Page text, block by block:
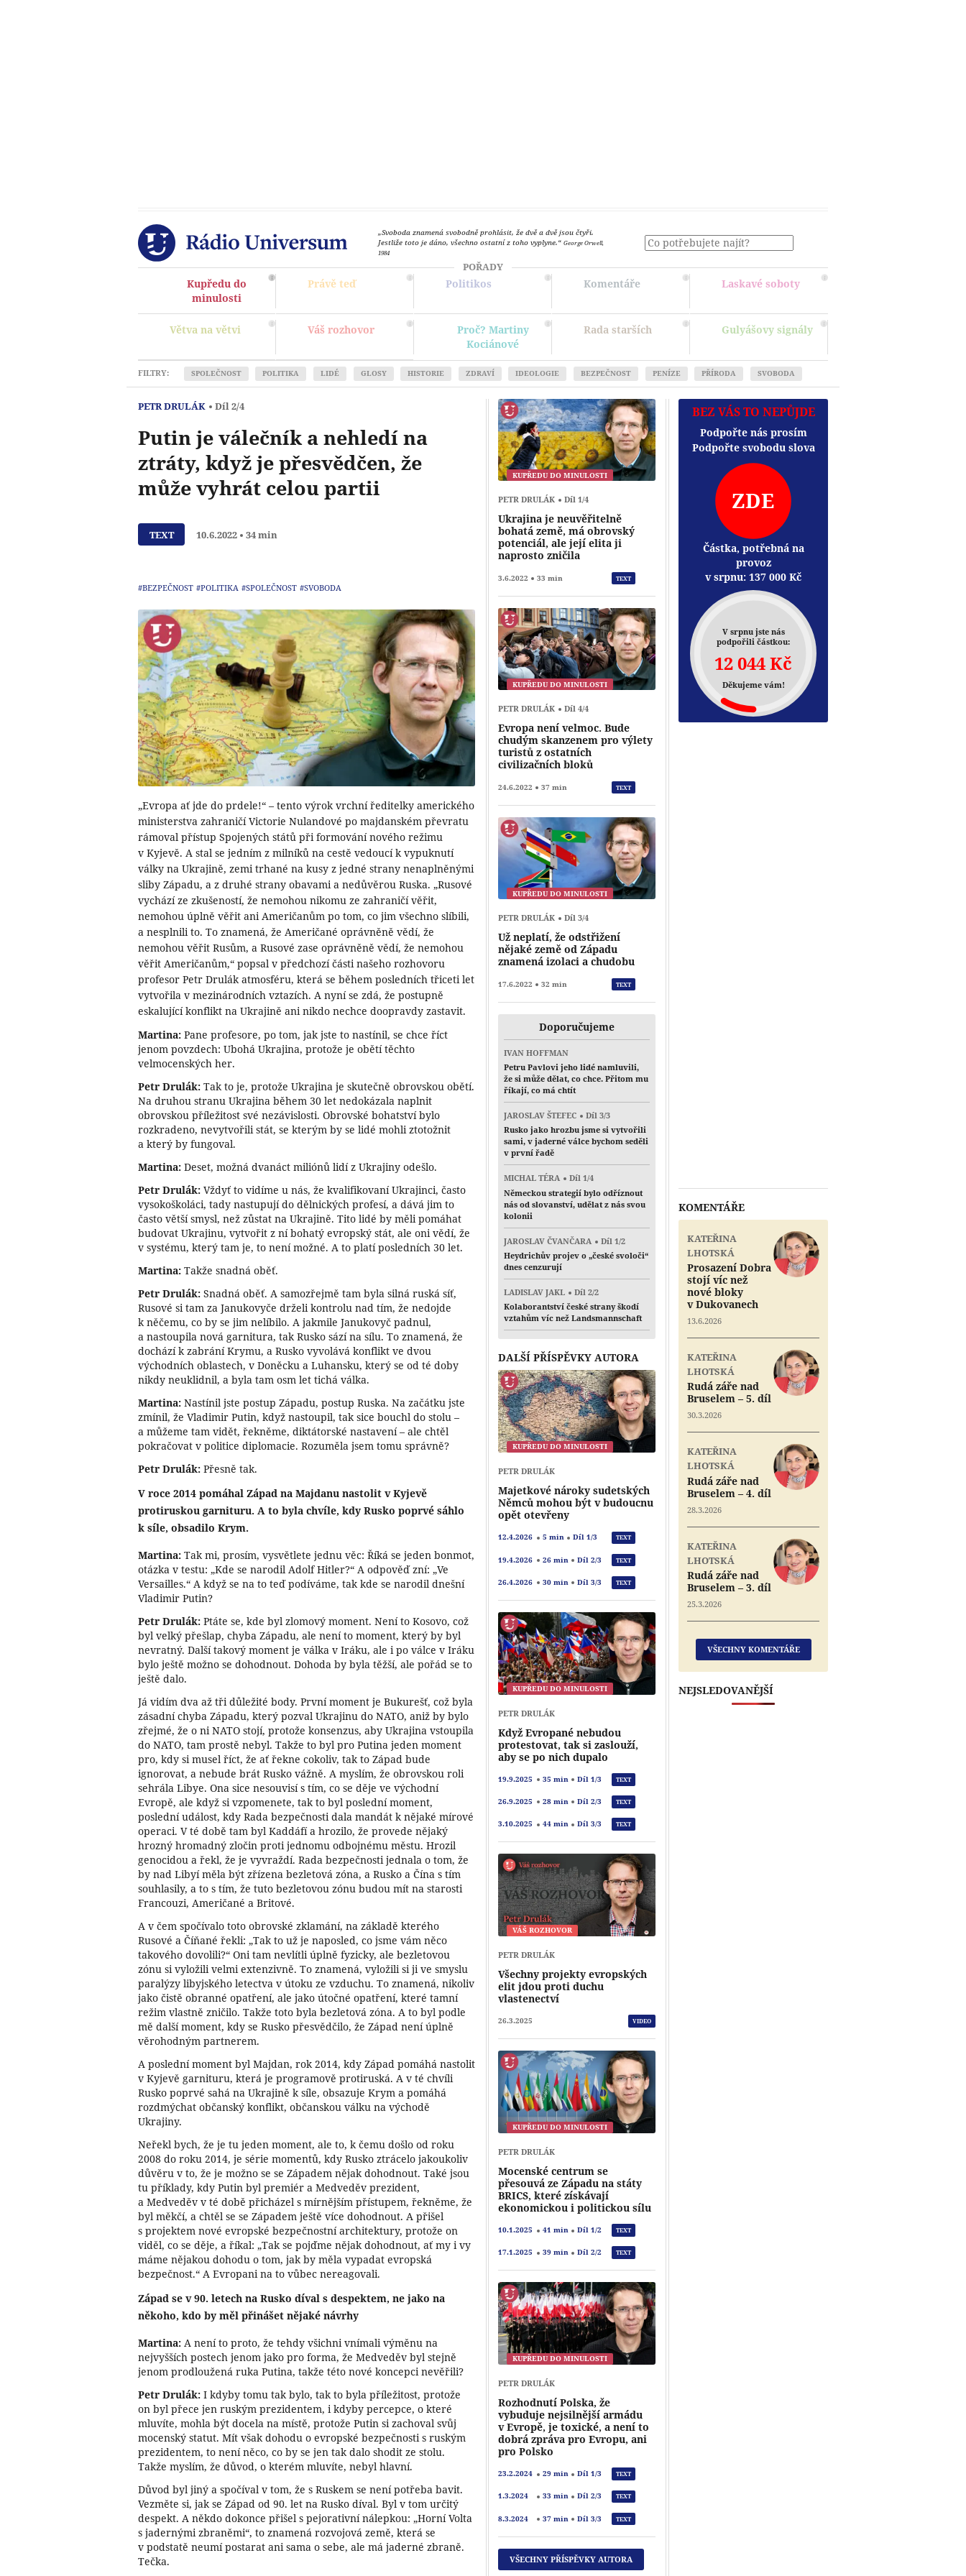
„Svoboda znamená svobodně prohlásit, že dvě a dvě jsou čtyři.
Jestliže toto je dáno, všechno ostatní z toho vyplyne.“ George Orwell,
1984
POŘADY
Kupředu do
minulosti
Právě teď Politikos Komentáře Laskavé soboty
Větva na větvi Váš rozhovor
Proč? Martiny
Kociánové
Rada starších Gulyášovy signály
FILTRY: SPOLEČNOST POLITIKA LIDÉ GLOSY HISTORIE ZDRAVÍ IDEOLOGIE BEZPEČNOST PENÍZE PŘÍRODA SVOBODA
PETR DRULÁK Díl 2/4
Putin je válečník a nehledí na
ztráty, když je přesvědčen, že
může vyhrát celou partii
TEXT 10.6.2022 34 min
#BEZPEČNOST #POLITIKA #SPOLEČNOST #SVOBODA
„Evropa ať jde do prdele!“ – tento výrok vrchní ředitelky amerického
ministerstva zahraničí Victorie Nulandové po majdanském převratu
rámoval přístup Spojených států při formování nového režimu
v Kyjevě. A stal se jedním z milníků na cestě vedoucí k vypuknutí
války na Ukrajině, zemi trhané na kusy z jedné strany nenaplněnými
sliby Západu, a z druhé strany obavami a nedůvěrou Ruska. „Rusové
vychází ze zkušeností, že nemohou nikomu ze zahraničí věřit,
nemohou úplně věřit ani Američanům po tom, co jim všechno slíbili,
a nesplnili to. To znamená, že Američané oprávněně vědí, že
nemohou věřit Rusům, a Rusové zase oprávněně vědí, že nemohou
věřit Američanům,“ popsal v předchozí části našeho rozhovoru
profesor Petr Drulák atmosféru, která se během posledních třiceti let
vytvořila v mezinárodních vztazích. A nyní se zdá, že postupně
eskalující konflikt na Ukrajině ani nikdo nechce doopravdy zastavit.
Martina: Pane profesore, po tom, jak jste to nastínil, se chce říct
jenom povzdech: Ubohá Ukrajina, protože je obětí těchto
velmocenských her.
Petr Drulák: Tak to je, protože Ukrajina je skutečně obrovskou obětí.
Na druhou stranu Ukrajina během 30 let nedokázala naplnit
obrovskou příležitost své nezávislosti. Obrovské bohatství bylo
rozkradeno, nevytvořili stát, se kterým by se lidé mohli ztotožnit
a který by fungoval.
Martina: Deset, možná dvanáct miliónů lidí z Ukrajiny odešlo.
Petr Drulák: Vždyť to vidíme u nás, že kvalifikovaní Ukrajinci, často
vysokoškoláci, tady nastupují do dělnických profesí, a dává jim to
často větší smysl, než zůstat na Ukrajině. Tito lidé by měli pomáhat
budovat Ukrajinu, vytvořit z ní bohatý evropský stát, ale oni vědí, že
v systému, který tam je, to není možné. A to platí posledních 30 let.
Martina: Takže snadná oběť.
Petr Drulák: Snadná oběť. A samozřejmě tam byla silná ruská síť,
Rusové si tam za Janukovyče drželi kontrolu nad tím, že nedojde
k něčemu, co by se jim nelíbilo. A jakmile Janukovyč padnul,
a nastoupila nová garnitura, tak Rusko sází na sílu. To znamená, že
dochází k zabrání Krymu, a Rusko vyvolává konflikt ve dvou
východních oblastech, v Doněcku a Luhansku, který se od té doby
nikdy neuklidnil, a byla tam osm let tichá válka.
Martina: Nastínil jste postup Západu, postup Ruska. Na začátku jste
zmínil, že Vladimir Putin, když nastoupil, tak sice bouchl do stolu –
a můžeme tam vidět, řekněme, diktátorské nastavení – ale chtěl
pokračovat v politice diplomacie. Rozuměla jsem tomu správně?
Petr Drulák: Přesně tak.
V roce 2014 pomáhal Západ na Majdanu nastolit v Kyjevě
protiruskou garnituru. A to byla chvíle, kdy Rusko poprvé sáhlo
k síle, obsadilo Krym.
Martina: Tak mi, prosím, vysvětlete jednu věc: Říká se jeden bonmot,
otázka v testu: „Kde se narodil Adolf Hitler?“ A odpověď zní: „Ve
Versailles.“ A když se na to teď podíváme, tak kde se narodil dnešní
Vladimir Putin?
Petr Drulák: Ptáte se, kde byl zlomový moment. Není to Kosovo, což
byl velký přešlap, chyba Západu, ale není to moment, který by byl
nevratný. Další takový moment je válka v Iráku, ale i po válce v Iráku
bylo ještě možno se dohodnout. Dohoda by byla těžší, ale pořád se to
ještě dalo.
Já vidím dva až tři důležité body. První moment je Bukurešť, což byla
zásadní chyba Západu, který pozval Ukrajinu do NATO, aniž by bylo
zřejmé, že o ni NATO stojí, protože konsenzus, aby Ukrajina vstoupila
do NATO, tam prostě nebyl. Takže to byl pro Putina jeden moment
pro, kdy si musel říct, že ať řekne cokoliv, tak to Západ bude
ignorovat, a nebude brát Rusko vážně. A myslím, že obrovskou roli
sehrála Libye. Ona sice nesouvisí s tím, co se děje ve východní
Evropě, ale když si vzpomenete, tak to byl poslední moment,
poslední událost, kdy Rada bezpečnosti dala mandát k nějaké mírové
operaci. V té době tam byl Kaddáfí a hrozilo, že provede nějaký
hrozný hromadný zločin proti jednomu odbojnému městu. Hrozil
genocidou a řekl, že je vyvraždí. Rada bezpečnosti jednala o tom, že
by nad Libyí měla být zřízena bezletová zóna, a Rusko a Čína s tím
souhlasily, a to s tím, že tuto bezletovou zónu budou mít na starosti
Francouzi, Američané a Britové.
A v čem spočívalo toto obrovské zklamání, na základě kterého
Rusové a Číňané řekli: „Tak to už je naposled, co jsme vám něco
takového dovolili?“ Oni tam nevlítli úplně fyzicky, ale bezletovou
zónu si vyložili velmi extenzivně. To znamená, vyložili si ji ve smyslu
paralýzy libyjského letectva v útoku ze vzduchu. To znamená, nikoliv
jako čistě obranné opatření, ale jako útočné opatření, které tamní
režim vlastně zničilo. Takže toto byla bezletová zóna. A to byl podle
mě další moment, kdy se Rusko přesvědčilo, že Západ není úplně
věrohodným partnerem.
A poslední moment byl Majdan, rok 2014, kdy Západ pomáhá nastolit
v Kyjevě garnituru, která je programově protiruská. A v té chvíli
Rusko poprvé sahá na Ukrajině k síle, obsazuje Krym a pomáhá
rozdmýchat občanský konflikt, občanskou válku na východě
Ukrajiny.
Neřekl bych, že je tu jeden moment, ale to, k čemu došlo od roku
2008 do roku 2014, je série momentů, kdy Rusko ztrácelo jakoukoliv
důvěru v to, že je možno se se Západem nějak dohodnout. Také jsou
tu příklady, kdy Putin byl premiér a Medveděv prezident,
a Medveděv v té době přicházel s mírnějším přístupem, řekněme, že
byl měkčí, a chtěl se se Západem ještě více dohodnout. A přišel
s projektem nové evropské bezpečnostní architektury, protože on
viděl, co se děje, a říkal: „Tak se pojďme nějak dohodnout, ať my i vy
máme nějakou dohodu o tom, jak by měla vypadat evropská
bezpečnost.“ A Evropani na to vůbec nereagovali.
Západ se v 90. letech na Rusko díval s despektem, ne jako na
někoho, kdo by měl přinášet nějaké návrhy
Martina: A není to proto, že tehdy všichni vnímali výměnu na
nejvyšších postech jenom jako pro forma, že Medveděv byl stejně
jenom prodloužená ruka Putina, takže této nové koncepci nevěřili?
Petr Drulák: I kdyby tomu tak bylo, tak to byla příležitost, protože
on byl přece jen ruským prezidentem, i kdyby percepce, o které
mluvíte, mohla být docela na místě, protože Putin si zachoval svůj
mocenský statut. Mít však dohodu o evropské bezpečnosti s ruským
prezidentem, to není něco, co by se jen tak dalo shodit ze stolu.
Takže myslím, že důvod, o kterém mluvíte, nebyl hlavní.
Důvod byl jiný a spočíval v tom, že s Ruskem se není potřeba bavit.
Vezměte si, jak se Západ od 90. let na Rusko díval. Byl v tom určitý
despekt. A někdo dokonce přišel s pejorativní nálepkou: „Horní Volta
s jadernými zbraněmi“, to znamená rozvojová země, která se
v podstatě neumí postarat ani sama o sebe, ale má jaderné zbraně.
Tečka.
KUPŘEDU DO MINULOSTI
PETR DRULÁK Díl 1/4
Ukrajina je neuvěřitelně
bohatá země, má obrovský
potenciál, ale její elita ji
naprosto zničila
3.6.2022 33 min TEXT
KUPŘEDU DO MINULOSTI
PETR DRULÁK Díl 4/4
Evropa není velmoc. Bude
chudým skanzenem pro výlety
turistů z ostatních
civilizačních bloků
24.6.2022 37 min TEXT
KUPŘEDU DO MINULOSTI
PETR DRULÁK Díl 3/4
Už neplatí, že odstřižení
nějaké země od Západu
znamená izolaci a chudobu
17.6.2022 32 min TEXT
Doporučujeme
IVAN HOFFMAN
Petru Pavlovi jeho lidé namluvili,
že si může dělat, co chce. Přitom mu
říkají, co má chtít
JAROSLAV ŠTEFEC
Díl 3/3
Rusko jako hrozbu jsme si vytvořili
sami, v jaderné válce bychom seděli
v první řadě
MICHAL TÉRA
Díl 1/4
Německou strategií bylo odříznout
nás od slovanství, udělat z nás svou
kolonii
JAROSLAV ČVANČARA
Díl 1/2
Heydrichův projev o „české svoloči“
dnes cenzurují
LADISLAV JAKL
Díl 2/2
Kolaborantství české strany škodí
vztahům víc než Landsmannschaft
DALŠÍ PŘÍSPĚVKY AUTORA
KUPŘEDU DO MINULOSTI
PETR DRULÁK
Majetkové nároky sudetských
Němců mohou být v budoucnu
opět otevřeny
12.4.2026 5 min Díl 1/3 TEXT
19.4.2026 26 min Díl 2/3 TEXT
26.4.2026 30 min Díl 3/3 TEXT
KUPŘEDU DO MINULOSTI
PETR DRULÁK
Když Evropané nebudou
protestovat, tak si zaslouží,
aby se po nich dupalo
19.9.2025 35 min Díl 1/3 TEXT
26.9.2025 28 min Díl 2/3 TEXT
3.10.2025 44 min Díl 3/3 TEXT
VÁŠ ROZHOVOR
PETR DRULÁK
Všechny projekty evropských
elit jdou proti duchu
vlastenectví
26.3.2025 VIDEO
KUPŘEDU DO MINULOSTI
PETR DRULÁK
Mocenské centrum se
přesouvá ze Západu na státy
BRICS, které získávají
ekonomickou i politickou sílu
10.1.2025 41 min Díl 1/2 TEXT
17.1.2025 39 min Díl 2/2 TEXT
KUPŘEDU DO MINULOSTI
PETR DRULÁK
Rozhodnutí Polska, že
vybuduje nejsilnější armádu
v Evropě, je toxické, a není to
dobrá zpráva pro Evropu, ani
pro Polsko
23.2.2024 29 min Díl 1/3 TEXT
1.3.2024 33 min Díl 2/3 TEXT
8.3.2024 37 min Díl 3/3 TEXT
VŠECHNY PŘÍSPĚVKY AUTORA
BEZ VÁS TO NEPŮJDE
Podpořte nás prosím
Podpořte svobodu slova
ZDE
Částka, potřebná na
provoz
v srpnu: 137 000 Kč
V srpnu jste nás
podpořili částkou:
12 044 Kč
Děkujeme vám!
KOMENTÁŘE
KATEŘINA
LHOTSKÁ
Prosazení Dobra
stojí víc než
nové bloky
v Dukovanech
13.6.2026
KATEŘINA
LHOTSKÁ
Rudá záře nad
Bruselem – 5. díl
30.3.2026
KATEŘINA
LHOTSKÁ
Rudá záře nad
Bruselem – 4. díl
28.3.2026
KATEŘINA
LHOTSKÁ
Rudá záře nad
Bruselem – 3. díl
25.3.2026
VŠECHNY KOMENTÁŘE
NEJSLEDOVANĚJŠÍ